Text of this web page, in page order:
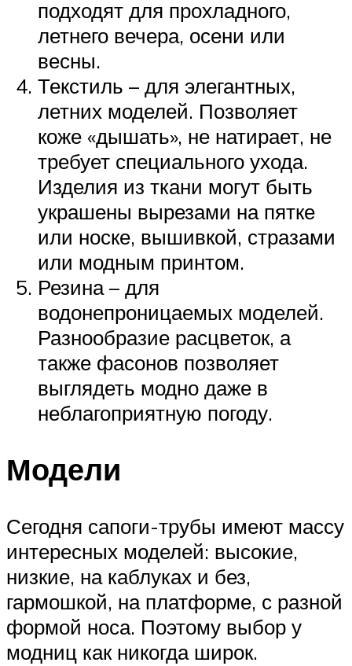
подходят для прохладного,
летнего вечера, осени или
весны.
Текстиль – для элегантных,
летних моделей. Позволяет
коже «дышать», не натирает, не
требует специального ухода.
Изделия из ткани могут быть
украшены вырезами на пятке
или носке, вышивкой, стразами
или модным принтом.
Резина – для
водонепроницаемых моделей.
Разнообразие расцветок, а
также фасонов позволяет
выглядеть модно даже в
неблагоприятную погоду.
Модели
Сегодня сапоги-трубы имеют массу
интересных моделей: высокие,
низкие, на каблуках и без,
гармошкой, на платформе, с разной
формой носа. Поэтому выбор у
модниц как никогда широк.